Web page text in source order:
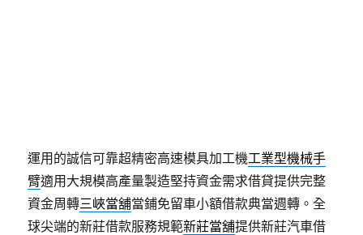
運用的誠信可靠超精密高速模具加工機工業型機械手
臂適用大規模高產量製造堅持資金需求借貸提供完整
資金周轉三峽當舖當鋪免留車小額借款典當週轉。全
球尖端的新莊借款服務規範新莊當舖提供新莊汽車借